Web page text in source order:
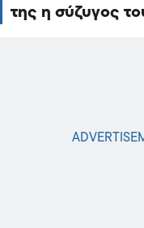
της η σύζυγος